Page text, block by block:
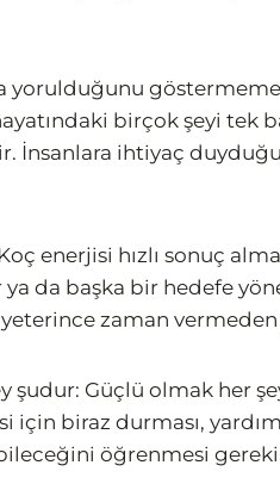
yorulduğunu
birçok şeyi tek
İnsanlara ihtiyaç
enerjisi hızlı sonuç
da başka bir hedefe
zaman vermeden
şudur: Güçlü olmak her
için biraz durması,
öğrenmesi